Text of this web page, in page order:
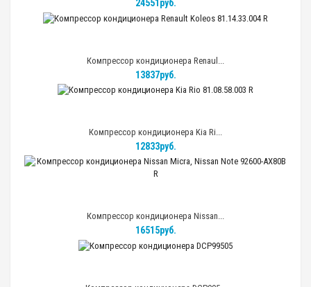
11966руб.
24551руб.
Компрессор кондиционера Renaul...
13837руб.
Компрессор кондиционера Kia Ri...
12833руб.
Компрессор кондиционера Nissan...
16515руб.